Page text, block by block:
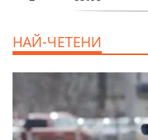
EUR
НАЙ-ЧЕТЕНИ